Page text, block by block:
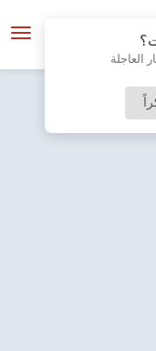
العاجلة